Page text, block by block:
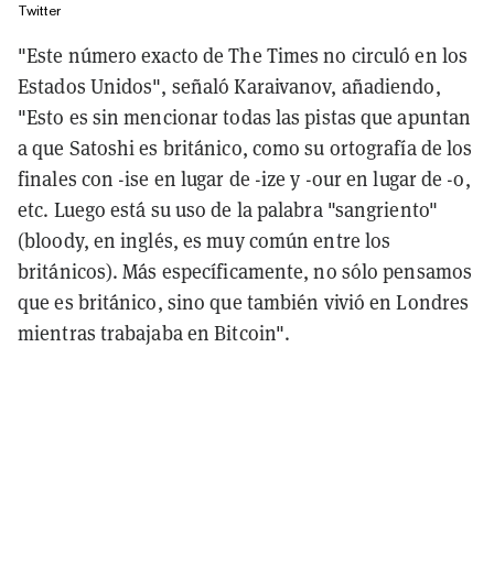
Twitter
"Este número exacto de The Times no circuló en los
Estados Unidos", señaló Karaivanov, añadiendo,
"Esto es sin mencionar todas las pistas que apuntan
a que Satoshi es británico, como su ortografía de los
finales con -ise en lugar de -ize y -our en lugar de -o,
etc. Luego está su uso de la palabra "sangriento"
(bloody, en inglés, es muy común entre los
británicos). Más específicamente, no sólo pensamos
que es británico, sino que también vivió en Londres
mientras trabajaba en Bitcoin".